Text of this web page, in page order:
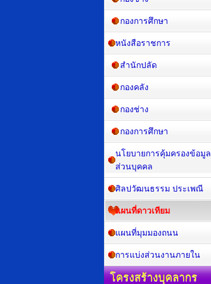
กองการศึกษา
หนังสือราชการ
สำนักปลัด
กองคลัง
กองช่าง
กองการศึกษา
นโยบายการคุ้มครองข้อมูล
ส่วนบุคคล
ศิลปวัฒนธรรม ประเพณี
แผนที่ดาวเทียม
แผนที่มุมมองถนน
การแบ่งส่วนงานภายใน
โครงสร้างบุคลากร